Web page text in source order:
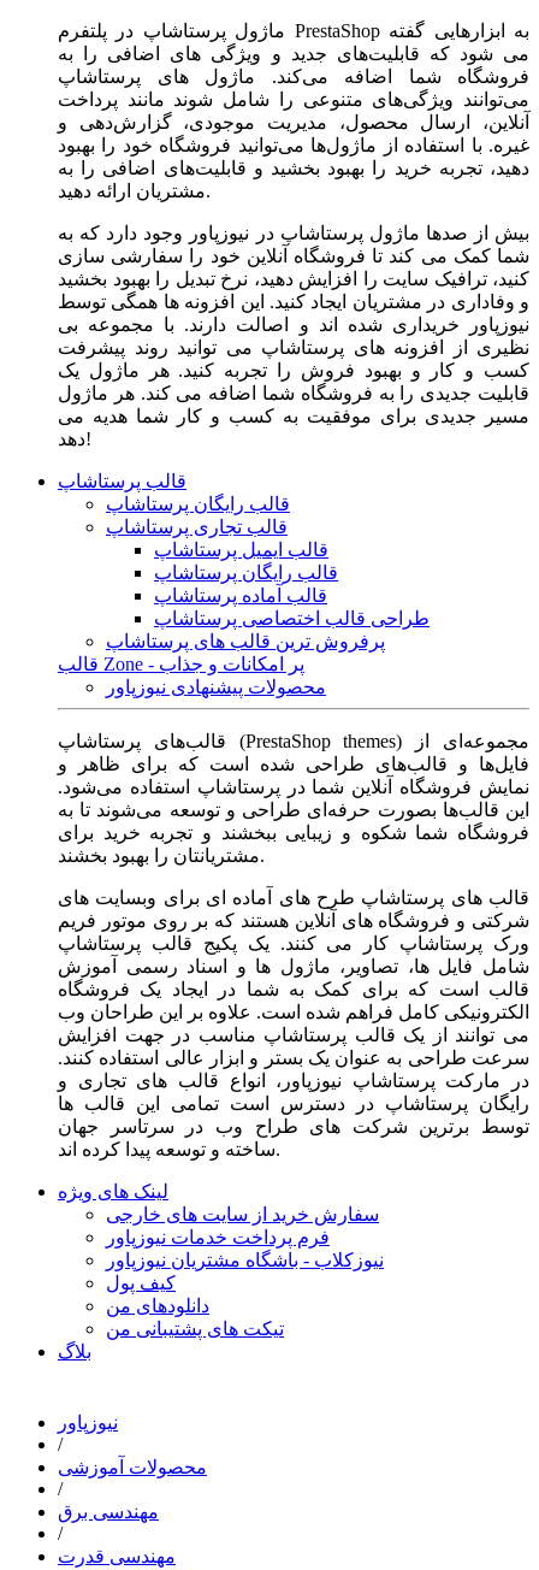
ماژول‌ پرستاشاپ در پلتفرم PrestaShop به ابزارهایی گفته
می شود که قابلیت‌های جدید و ویژگی های اضافی را به
فروشگاه شما اضافه می‌کند. ماژول های پرستاشاپ
می‌توانند ویژگی‌های متنوعی را شامل شوند مانند پرداخت
آنلاین، ارسال محصول، مدیریت موجودی، گزارش‌دهی و
غیره. با استفاده از ماژول‌ها می‌توانید فروشگاه خود را بهبود
دهید، تجربه خرید را بهبود بخشید و قابلیت‌های اضافی را به
مشتریان ارائه دهید.
بیش از صدها ماژول پرستاشاپ در نیوزپاور وجود دارد که به
شما کمک می کند تا فروشگاه آنلاین خود را سفارشی سازی
کنید، ترافیک سایت را افزایش دهید، نرخ تبدیل را بهبود بخشید
و وفاداری در مشتریان ایجاد کنید. این افزونه ها همگی توسط
نیوزپاور خریداری شده اند و اصالت دارند. با مجموعه بی
نظیری از افزونه های پرستاشاپ می توانید روند پیشرفت
کسب و کار و بهبود فروش را تجربه کنید. هر ماژول یک
قابلیت جدیدی را به فروشگاه شما اضافه می کند. هر ماژول
مسیر جدیدی برای موفقیت به کسب و کار شما هدیه می
دهد!
قالب پرستاشاپ
قالب رایگان پرستاشاپ
قالب تجاری پرستاشاپ
قالب ایمیل پرستاشاپ
قالب رایگان پرستاشاپ
قالب آماده پرستاشاپ
طراحی قالب اختصاصی پرستاشاپ
پرفروش ترین قالب های پرستاشاپ
قالب Zone - پر امکانات و جذاب
محصولات پیشنهادی نیوزپاور
قالب‌های پرستاشاپ (PrestaShop themes) مجموعه‌ای از
فایل‌ها و قالب‌های طراحی شده است که برای ظاهر و
نمایش فروشگاه آنلاین شما در پرستاشاپ استفاده می‌شود.
این قالب‌ها بصورت حرفه‌ای طراحی و توسعه می‌شوند تا به
فروشگاه شما شکوه و زیبایی ببخشند و تجربه خرید برای
مشتریانتان را بهبود بخشند.
قالب های پرستاشاپ طرح های آماده ای برای وبسایت های
شرکتی و فروشگاه های آنلاین هستند که بر روی موتور فریم
ورک پرستاشاپ کار می کنند. یک پکیج قالب پرستاشاپ
شامل فایل ها، تصاویر، ماژول ها و اسناد رسمی آموزش
قالب است که برای کمک به شما در ایجاد یک فروشگاه
الکترونیکی کامل فراهم شده است. علاوه بر این طراحان وب
می توانند از یک قالب پرستاشاپ مناسب در جهت افزایش
سرعت طراحی به عنوان یک بستر و ابزار عالی استفاده کنند.
در مارکت پرستاشاپ نیوزپاور، انواع قالب های تجاری و
رایگان پرستاشاپ در دسترس است تمامی این قالب ها
توسط برترین شرکت های طراح وب در سرتاسر جهان
ساخته و توسعه پیدا کرده اند.
لینک های ویژه
سفارش خرید از سایت های خارجی
فرم پرداخت خدمات نیوزپاور
نیوزکلاب - باشگاه مشتریان نیوزپاور
کیف پول
دانلودهای من
تیکت های پشتیبانی من
بلاگ
نیوزپاور
/
محصولات آموزشی
/
مهندسی برق
/
مهندسی قدرت